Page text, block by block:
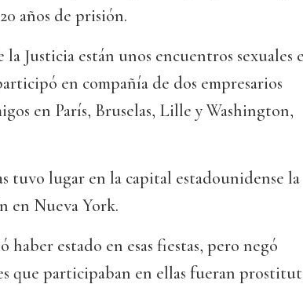
años de prisión.
Justicia están unos encuentros sexuales
en compañía de dos empresarios
en París, Bruselas, Lille y Washington,
tuvo lugar en la capital estadounidense la
en Nueva York.
haber estado en esas fiestas, pero negó
que participaban en ellas fueran